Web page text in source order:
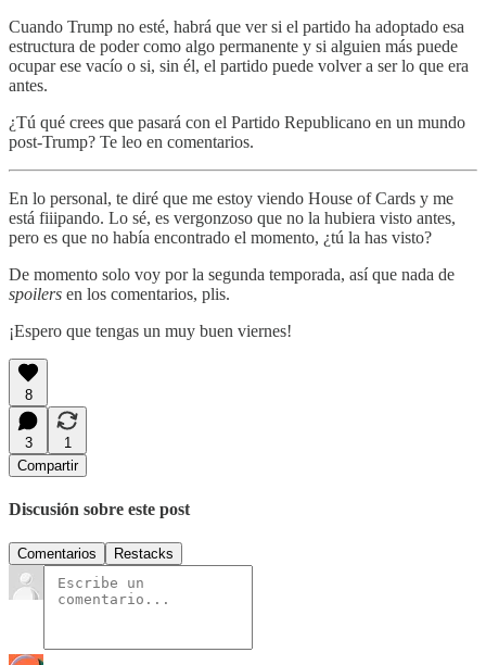
Cuando Trump no esté, habrá que ver si el partido ha adoptado esa
estructura de poder como algo permanente y si alguien más puede
ocupar ese vacío o si, sin él, el partido puede volver a ser lo que era
antes.
¿Tú qué crees que pasará con el Partido Republicano en un mundo
post-Trump? Te leo en comentarios.
En lo personal, te diré que me estoy viendo House of Cards y me
está fiiipando. Lo sé, es vergonzoso que no la hubiera visto antes,
pero es que no había encontrado el momento, ¿tú la has visto?
De momento solo voy por la segunda temporada, así que nada de
spoilers en los comentarios, plis.
¡Espero que tengas un muy buen viernes!
8
3
1
Compartir
Discusión sobre este post
Comentarios Restacks